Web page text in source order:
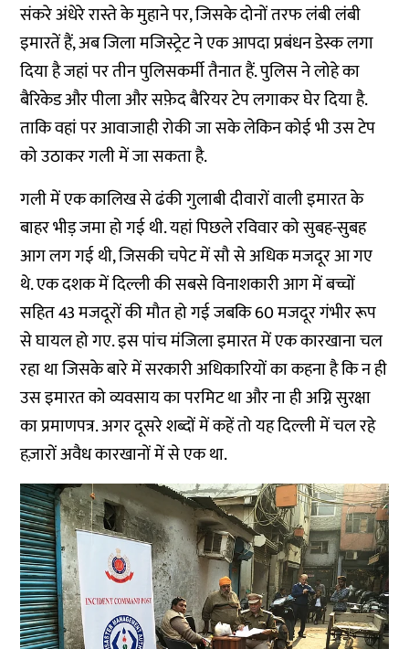
संकरे अंधेरे रास्ते के मुहाने पर, जिसके दोनों तरफ लंबी लंबी
इमारतें हैं, अब जिला मजिस्ट्रेट ने एक आपदा प्रबंधन डेस्क लगा
दिया है जहां पर तीन पुलिसकर्मी तैनात हैं. पुलिस ने लोहे का
बैरिकेड और पीला और सफ़ेद बैरियर टेप लगाकर घेर दिया है.
ताकि वहां पर आवाजाही रोकी जा सके लेकिन कोई भी उस टेप
को उठाकर गली में जा सकता है.
गली में एक कालिख से ढंकी गुलाबी दीवारों वाली इमारत के
बाहर भीड़ जमा हो गई थी. यहां पिछले रविवार को सुबह-सुबह
आग लग गई थी, जिसकी चपेट में सौ से अधिक मजदूर आ गए
थे. एक दशक में दिल्ली की सबसे विनाशकारी आग में बच्चों
सहित 43 मजदूरों की मौत हो गई जबकि 60 मजदूर गंभीर रूप
से घायल हो गए. इस पांच मंजिला इमारत में एक कारखाना चल
रहा था जिसके बारे में सरकारी अधिकारियों का कहना है कि न ही
उस इमारत को व्यवसाय का परमिट था और ना ही अग्नि सुरक्षा
का प्रमाणपत्र. अगर दूसरे शब्दों में कहें तो यह दिल्ली में चल रहे
हज़ारों अवैध कारखानों में से एक था.